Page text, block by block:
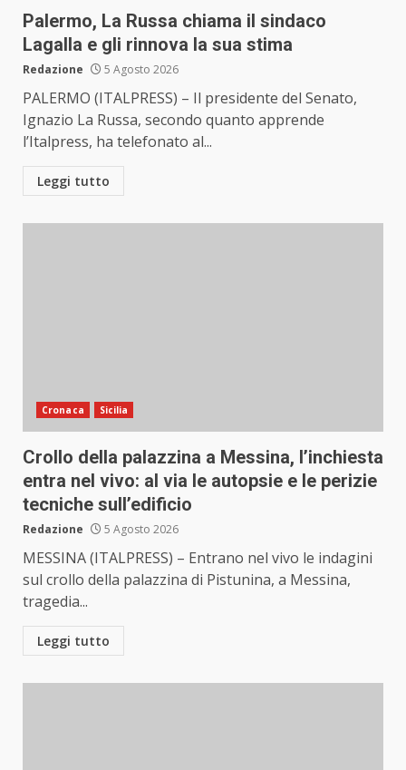
Palermo, La Russa chiama il sindaco
Lagalla e gli rinnova la sua stima
Redazione 5 Agosto 2026
PALERMO (ITALPRESS) – Il presidente del Senato,
Ignazio La Russa, secondo quanto apprende
l’Italpress, ha telefonato al...
Leggi tutto
Cronaca Sicilia
Crollo della palazzina a Messina, l’inchiesta
entra nel vivo: al via le autopsie e le perizie
tecniche sull’edificio
Redazione 5 Agosto 2026
MESSINA (ITALPRESS) – Entrano nel vivo le indagini
sul crollo della palazzina di Pistunina, a Messina,
tragedia...
Leggi tutto